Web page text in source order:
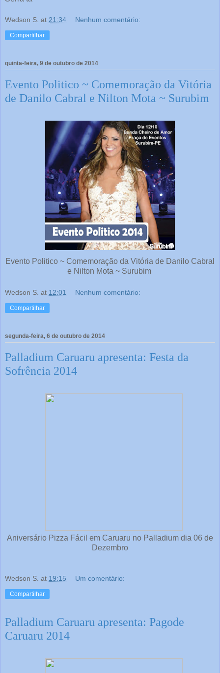
Wedson S. at 21:34 Nenhum comentário:
Compartilhar
quinta-feira, 9 de outubro de 2014
Evento Politico ~ Comemoração da Vitória
de Danilo Cabral e Nilton Mota ~ Surubim
Evento Politico ~ Comemoração da Vitória de Danilo Cabral
e Nilton Mota ~ Surubim
Wedson S. at 12:01 Nenhum comentário:
Compartilhar
segunda-feira, 6 de outubro de 2014
Palladium Caruaru apresenta: Festa da
Sofrência 2014
Aniversário Pizza Fácil em Caruaru no Palladium dia 06 de
Dezembro
Wedson S. at 19:15 Um comentário:
Compartilhar
Palladium Caruaru apresenta: Pagode
Caruaru 2014